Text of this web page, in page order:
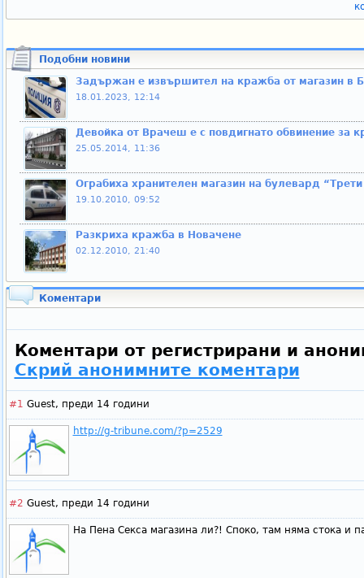
Подобни новини
Задържан е извършител на кражба от магазин в
18.01.2023, 12:14
Девойка от Врачеш е с повдигнато обвинение за
25.05.2014, 11:36
Ограбиха хранителен магазин на булевард
19.10.2010, 09:52
Разкриха кражба в Новачене
02.12.2010, 21:40
Коментари
Коментари от регистрирани и
Скрий анонимните коментари
#1 Guest, преди 14 години
http://g-tribune.com/?p=2529
#2 Guest, преди 14 години
На Пена Секса магазина ли?! Споко, там няма стока и